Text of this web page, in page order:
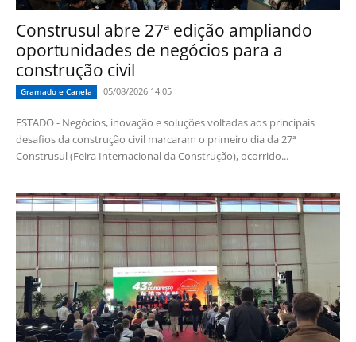
Construsul abre 27ª edição ampliando
oportunidades de negócios para a
construção civil
Gramado e Canela 05/08/2026 14:05
ESTADO - Negócios, inovação e soluções voltadas aos principais
desafios da construção civil marcaram o primeiro dia da 27ª
Construsul (Feira Internacional da Construção), ocorrido...